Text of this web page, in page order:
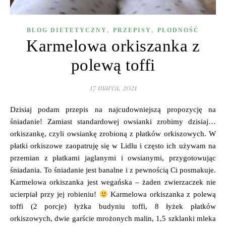
BLOG DIETETYCZNY , PRZEPISY , PŁODNOŚĆ
Karmelowa orkiszanka z
polewą toffi
17 marca, 2021
Dzisiaj podam przepis na najcudowniejszą propozycję na
śniadanie! Zamiast standardowej owsianki zrobimy dzisiaj…
orkiszankę, czyli owsiankę zrobioną z płatków orkiszowych. W
płatki orkiszowe zaopatruję się w Lidlu i często ich używam na
przemian z płatkami jaglanymi i owsianymi, przygotowując
śniadania. To śniadanie jest banalne i z pewnością Ci posmakuje.
Karmelowa orkiszanka jest wegańska – żaden zwierzaczek nie
ucierpiał przy jej robieniu!
Karmelowa orkiszanka z polewą
toffi (2 porcje) łyżka budyniu toffi, 8 łyżek płatków
orkiszowych, dwie garście mrożonych malin, 1,5 szklanki mleka